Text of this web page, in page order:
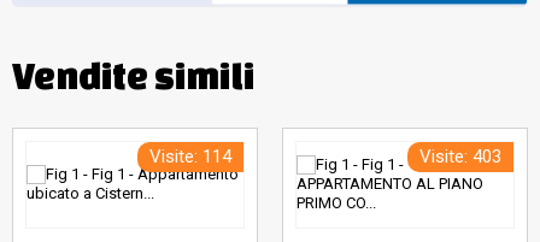
Vendite simili
Visite: 114 Visite: 403